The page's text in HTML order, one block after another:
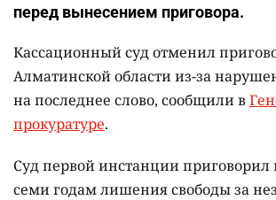
перед вынесением приговора.
Кассационный суд отменил
Алматинской области из-за
на последнее слово, сообщили в
прокуратуре.
Суд первой инстанции
семи годам лишения свободы за